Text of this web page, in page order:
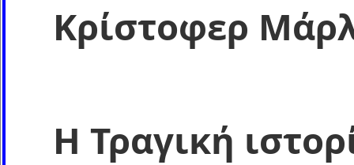
Κρίστοφερ
Η Τραγική